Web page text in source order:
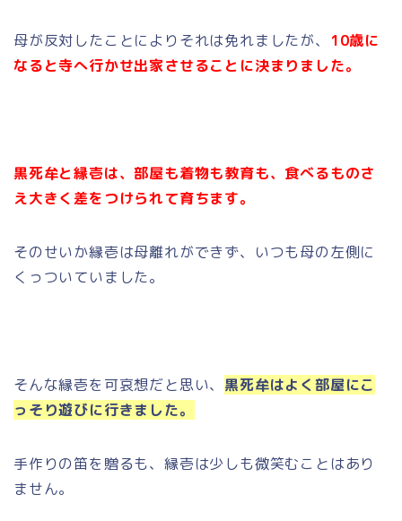
母が反対したことによりそれは免れましたが、 10歳に
なると寺へ行かせ出家させることに決まりました。
黒死牟と縁壱は、部屋も着物も教育も、食べるものさ
え大きく差をつけられて育ちます。
そのせいか縁壱は母離れができず、いつも母の左側に
くっついていました。
そんな縁壱を可哀想だと思い、 黒死牟はよく部屋にこ
っそり遊びに行きました。
手作りの笛を贈るも、縁壱は少しも微笑むことはあり
ません。